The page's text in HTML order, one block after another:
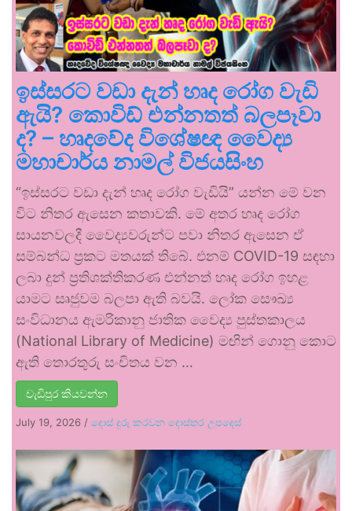
ඉස්සරට වඩා දැන් හෘද රෝග වැඩි
ඇයි? කොවිඩ් එන්නතත් බලපෑවා
ද? – හෘදවේද විශේෂඥ වෛද්‍ය
මහාචාර්ය නාමල් විජයසිංහ
“ඉස්සරට වඩා දැන් හෘද රෝග වැඩියි” යන්න මේ වන
විට නිතර ඇසෙන කතාවකි. මේ අතර හෘද රෝග
සායනවලදී වෛද්‍යවරුන්ට පවා නිතර ඇසෙන ඒ
සම්බන්ධ ප්‍රකට මතයක් තිබේ. එනම් COVID-19 සඳහා
ලබා දුන් ප්‍රතිශක්තිකරණ එන්නත් හෘද රෝග ඉහළ
යාමට සෘජුවම බලපා ඇති බවයි. ලෝක සෞඛ්‍ය
සංවිධානය ඇමරිකානු ජාතික වෛද්‍ය පුස්තකාලය
(National Library of Medicine) මඟින් ගොනු කොට
ඇති තොරතුරු සංචිතය වන …
වැඩිපුර කියවන්න
July 19, 2026 / දොස් දුරු කරවන දොස්තර උපදෙස්